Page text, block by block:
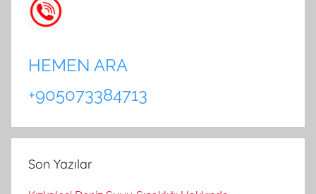
HEMEN ARA
+905073384713
Son Yazılar